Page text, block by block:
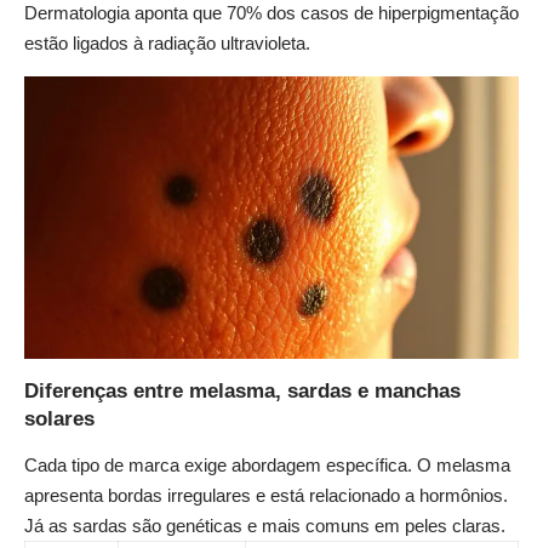
Dermatologia aponta que 70% dos casos de hiperpigmentação
estão ligados à radiação ultravioleta.
Diferenças entre melasma, sardas e manchas
solares
Cada tipo de marca exige abordagem específica. O melasma
apresenta bordas irregulares e está relacionado a hormônios.
Já as sardas são genéticas e mais comuns em peles claras.